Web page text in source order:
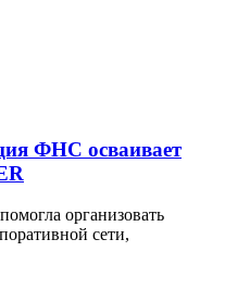
ФНС осваивает
организовать
сети,